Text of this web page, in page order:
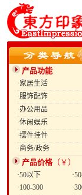
产品功能
·家居生
·服饰配
·办公用
·休闲娱
·摆件挂
·商务/政
产品价格（￥）
·50以下
·100-300